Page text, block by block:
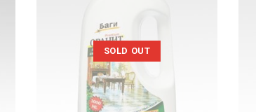
SOLD OUT